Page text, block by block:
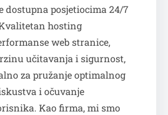
dostupna posjetiocima 24/7
hosting
web stranice,
učitavanja i sigurnost,
za pružanje optimalnog
i očuvanje
Kao firma, mi smo